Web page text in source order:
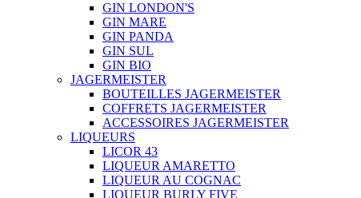
GIN LONDON'S
GIN MARE
GIN PANDA
GIN SUL
GIN BIO
JAGERMEISTER
BOUTEILLES JAGERMEISTER
COFFRETS JAGERMEISTER
ACCESSOIRES JAGERMEISTER
LIQUEURS
LICOR 43
LIQUEUR AMARETTO
LIQUEUR AU COGNAC
LIQUEUR BURLY FIVE